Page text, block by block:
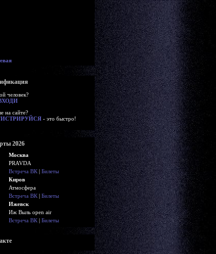
человек?
на сайте?
- это быстро!
2026
Москва
PRAVDA
Встреча ВК | Билеты
Киров
Атмосфера
Встреча ВК | Билеты
Ижевск
Иж Выль open air
Встреча ВК | Билеты